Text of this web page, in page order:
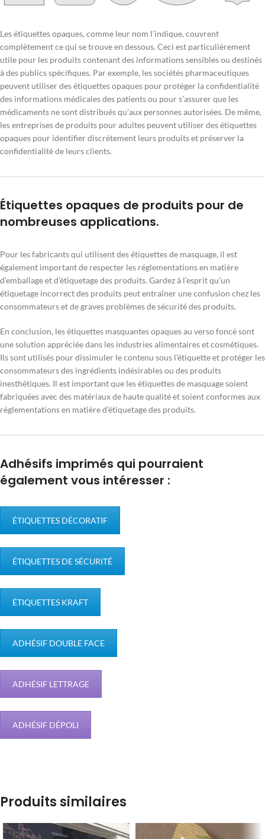
Les étiquettes opaques, comme leur nom l’indique, couvrent
complètement ce qui se trouve en dessous. Ceci est particulièrement
utile pour les produits contenant des informations sensibles ou destinés
à des publics spécifiques. Par exemple, les sociétés pharmaceutiques
peuvent utiliser des étiquettes opaques pour protéger la confidentialité
des informations médicales des patients ou pour s’assurer que les
médicaments ne sont distribués qu’aux personnes autorisées. De même,
les entreprises de produits pour adultes peuvent utiliser des étiquettes
opaques pour identifier discrètement leurs produits et préserver la
confidentialité de leurs clients.
Étiquettes opaques de produits pour de
nombreuses applications.
Pour les fabricants qui utilisent des étiquettes de masquage, il est
également important de respecter les réglementations en matière
d’emballage et d’étiquetage des produits. Gardez à l’esprit qu’un
étiquetage incorrect des produits peut entraîner une confusion chez les
consommateurs et de graves problèmes de sécurité des produits.
En conclusion, les étiquettes masquantes opaques au verso foncé sont
une solution appréciée dans les industries alimentaires et cosmétiques.
Ils sont utilisés pour dissimuler le contenu sous l’étiquette et protéger les
consommateurs des ingrédients indésirables ou des produits
inesthétiques. Il est important que les étiquettes de masquage soient
fabriquées avec des matériaux de haute qualité et soient conformes aux
réglementations en matière d’étiquetage des produits.
Adhésifs imprimés qui pourraient
également vous intéresser :
ÉTIQUETTES DÉCORATIF
ÉTIQUETTES DE SÉCURITÉ
ÉTIQUETTES KRAFT
ADHÉSIF DOUBLE FACE
ADHÉSIF LETTRAGE
ADHÉSIF DÉPOLI
Produits similaires